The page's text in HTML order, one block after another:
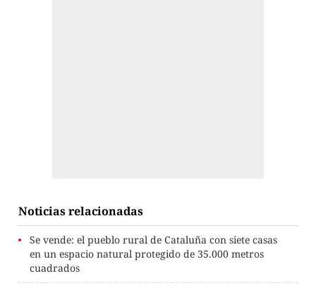
Noticias relacionadas
Se vende: el pueblo rural de Cataluña con siete casas
en un espacio natural protegido de 35.000 metros
cuadrados